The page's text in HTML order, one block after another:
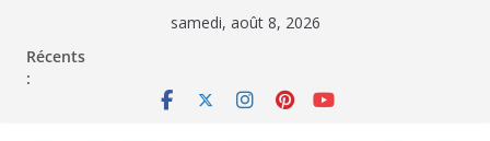
samedi, août 8, 2026
Récents
: